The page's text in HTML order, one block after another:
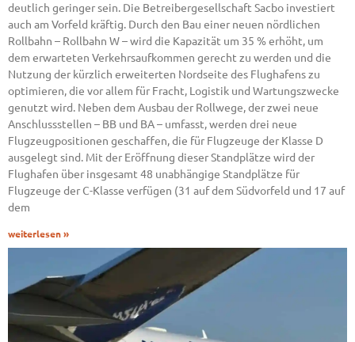
deutlich geringer sein. Die Betreibergesellschaft Sacbo investiert
auch am Vorfeld kräftig. Durch den Bau einer neuen nördlichen
Rollbahn – Rollbahn W – wird die Kapazität um 35 % erhöht, um
dem erwarteten Verkehrsaufkommen gerecht zu werden und die
Nutzung der kürzlich erweiterten Nordseite des Flughafens zu
optimieren, die vor allem für Fracht, Logistik und Wartungszwecke
genutzt wird. Neben dem Ausbau der Rollwege, der zwei neue
Anschlussstellen – BB und BA – umfasst, werden drei neue
Flugzeugpositionen geschaffen, die für Flugzeuge der Klasse D
ausgelegt sind. Mit der Eröffnung dieser Standplätze wird der
Flughafen über insgesamt 48 unabhängige Standplätze für
Flugzeuge der C-Klasse verfügen (31 auf dem Südvorfeld und 17 auf
dem
weiterlesen »